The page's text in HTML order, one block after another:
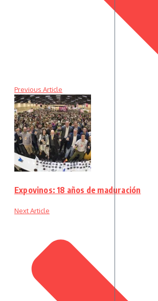
Previous Article
Expovinos: 18 años de maduración
Next Article